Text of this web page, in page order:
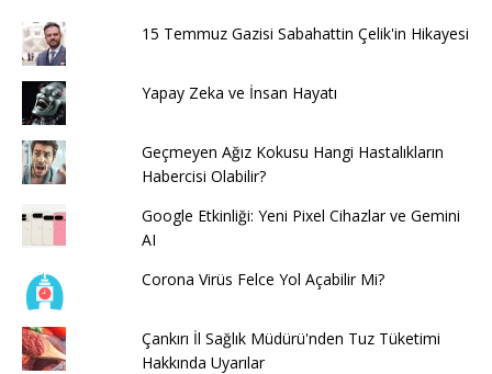
15 Temmuz Gazisi Sabahattin Çelik'in Hikayesi
Yapay Zeka ve İnsan Hayatı
Geçmeyen Ağız Kokusu Hangi Hastalıkların
Habercisi Olabilir?
Google Etkinliği: Yeni Pixel Cihazlar ve Gemini
AI
Corona Virüs Felce Yol Açabilir Mi?
Çankırı İl Sağlık Müdürü'nden Tuz Tüketimi
Hakkında Uyarılar